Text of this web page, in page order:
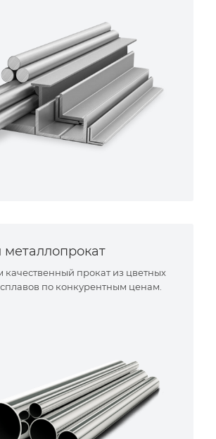
металлопрокат
качественный прокат из цветных
по конкурентным ценам.